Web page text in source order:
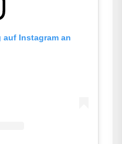
auf Instagram an